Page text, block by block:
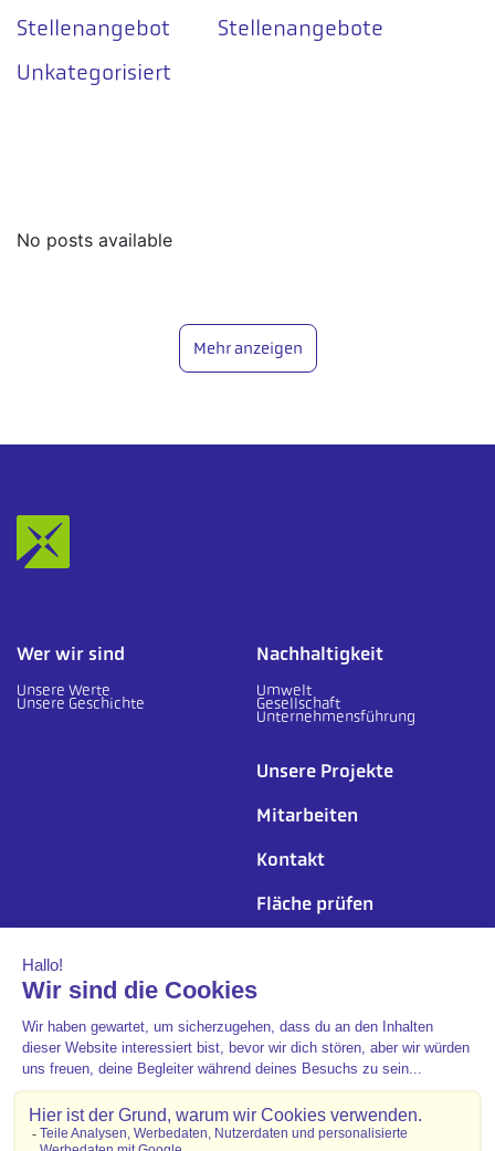
Stellenangebot
Stellenangebote
Unkategorisiert
No posts available
Mehr anzeigen
Wer wir sind
Unsere Werte
Unsere Geschichte
Nachhaltigkeit
Umwelt
Gesellschaft
Unternehmensführung
Unsere Projekte
Mitarbeiten
Kontakt
Fläche prüfen